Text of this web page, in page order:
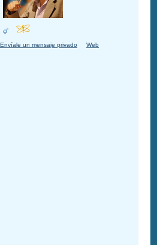
Envíale un mensaje privado Web